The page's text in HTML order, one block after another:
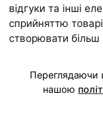
відгуки та інші
сприйняттю
створювати більш
незважаючи на
Переглядаючи
нашою